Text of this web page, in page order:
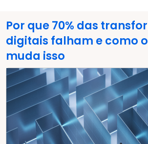
Por que 70% das
digitais falham e como
muda isso